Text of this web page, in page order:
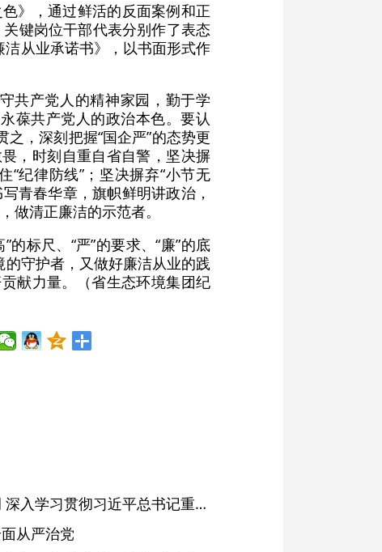
》，通过鲜活的反面案例和正
键岗位干部代表分别作了表态
从业承诺书》，以书面形式作
共产党人的精神家园，勤于学
葆共产党人的政治本色。要认
之，深刻把握“国企严”的态势更
，时刻自重自省自警，坚决摒
“纪律防线”；坚决摒弃“小节无
青春华章，旗帜鲜明讲政治，
做清正廉洁的示范者。
标尺、“严”的要求、“廉”的底
的守护者，又做好廉洁从业的践
献力量。（省生态环境集团纪
省委常委会会议强调 深入学习贯彻习近平总书记重要讲话精神 以高质量党建引领高质量发展 梁言顺主持并讲话
从严治党